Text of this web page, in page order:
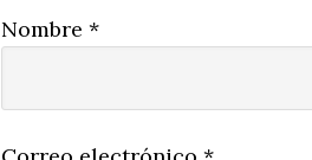
Nombre *